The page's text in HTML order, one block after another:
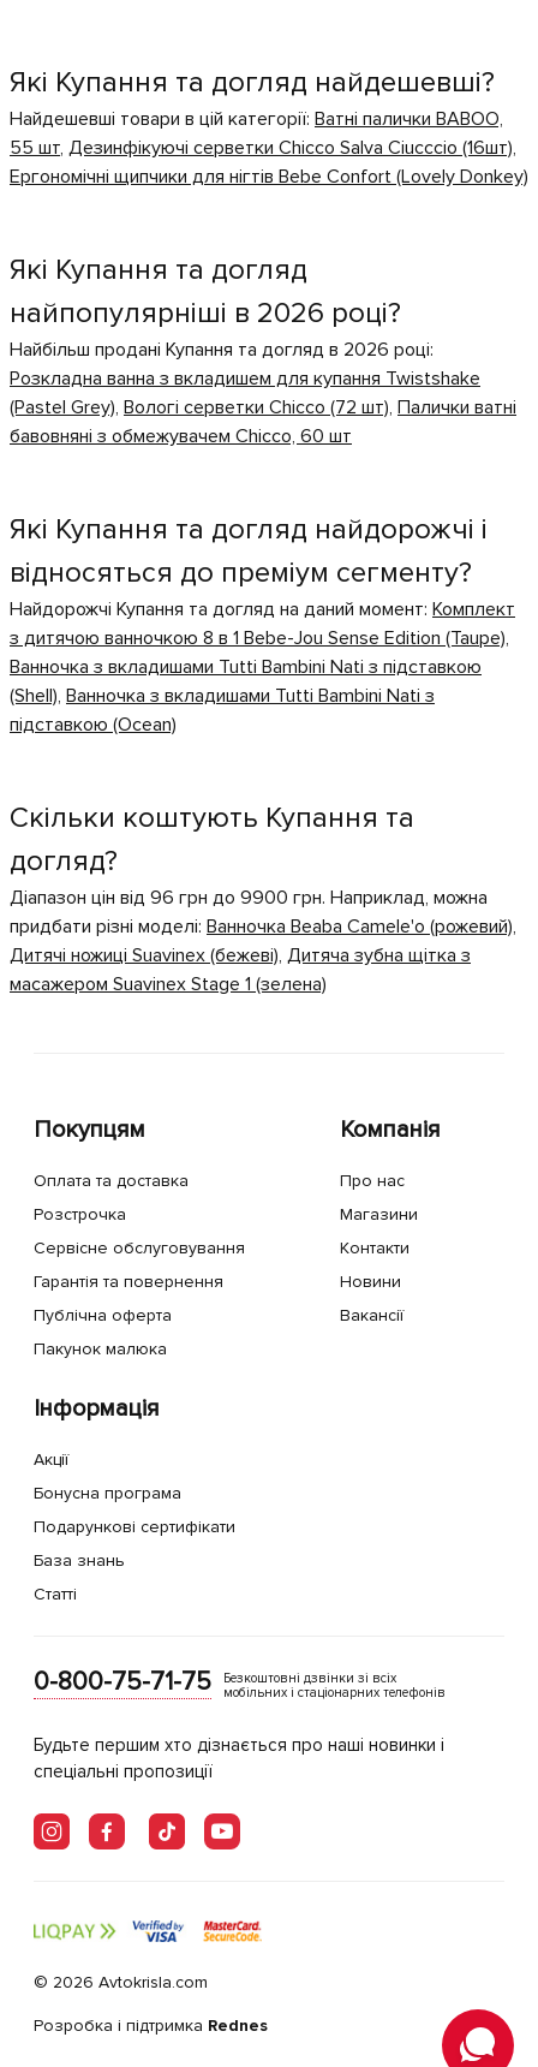
Які Купання та догляд найдешевші?
Найдешевші товари в цій категорії: Ватні палички BABOO,
55 шт, Дезинфікуючі серветки Chicco Salva Ciucccio (16шт),
Ергономічні щипчики для нігтів Bebe Confort (Lovely Donkey)
Які Купання та догляд
найпопулярніші в 2026 році?
Найбільш продані Купання та догляд в 2026 році:
Розкладна ванна з вкладишем для купання Twistshake
(Pastel Grey), Вологі серветки Chicco (72 шт), Палички ватні
бавовняні з обмежувачем Chicco, 60 шт
Які Купання та догляд найдорожчі і
відносяться до преміум сегменту?
Найдорожчі Купання та догляд на даний момент: Комплект
з дитячою ванночкою 8 в 1 Bebe-Jou Sense Edition (Taupe),
Ванночка з вкладишами Tutti Bambini Nati з підставкою
(Shell), Ванночка з вкладишами Tutti Bambini Nati з
підставкою (Ocean)
Скільки коштують Купання та
догляд?
Діапазон цін від 96 грн до 9900 грн. Наприклад, можна
придбати різні моделі: Ванночка Beaba Camele'o (рожевий),
Дитячі ножиці Suavinex (бежеві), Дитяча зубна щітка з
масажером Suavinex Stage 1 (зелена)
Покупцям
Оплата та доставка
Розстрочка
Сервісне обслуговування
Гарантія та повернення
Публічна оферта
Пакунок малюка
Компанія
Про нас
Магазини
Контакти
Новини
Вакансії
Інформація
Акції
Бонусна програма
Подарункові сертифікати
База знань
Статті
0-800-75-71-75
Безкоштовні дзвінки зі всіх
мобільних і стаціонарних телефонів
Будьте першим хто дізнається про наші новинки і
спеціальні пропозиції
© 2026 Avtokrisla.com
Розробка і підтримка Rednes